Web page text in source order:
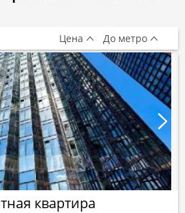
квартира
Цена До метро